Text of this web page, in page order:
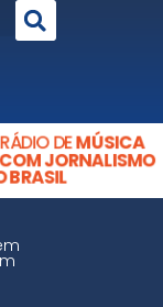
DEMÚSICA
JORNALISMO
BRASIL